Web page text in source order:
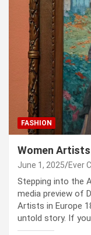
FASHION
Women Artists
June 1, 2025 Ever
Stepping into the
media preview of
Artists in Europe
untold story. If